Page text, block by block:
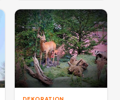
DEKORATION